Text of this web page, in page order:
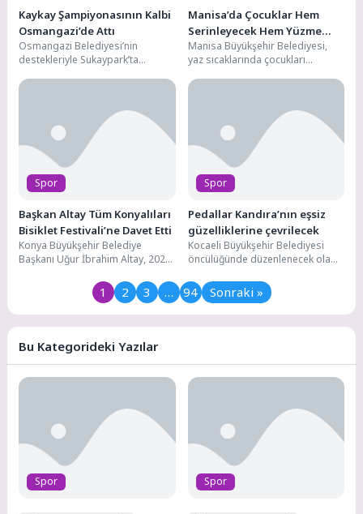
Kaykay Şampiyonasının Kalbi
Osmangazi’de Attı
Osmangazi Belediyesi’nin
destekleriyle Sukaypark’ta
Türkiye Şampiyonası, üç gün
Manisa’da Çocuklar Hem
Serinleyecek Hem Yüzme
Öğrenecek
Manisa Büyükşehir Belediyesi,
yaz sıcaklarında çocukları
edecek bir projeyi hayata
Spor
Başkan Altay Tüm Konyalıları
Bisiklet Festivali’ne Davet Etti
Konya Büyükşehir Belediye
Başkanı Uğur İbrahim Altay, 2026
6-9 Ağustos tarihleri...
Spor
Pedallar Kandıra’nın eşsiz
güzelliklerine çevrilecek
Kocaeli Büyükşehir Belediyesi
öncülüğünde düzenlenecek olan
Festivali” için hazırlıklar sürüyor....
1 2 3 … 94 Sonraki »
Bu Kategorideki Yazılar
Spor Spor